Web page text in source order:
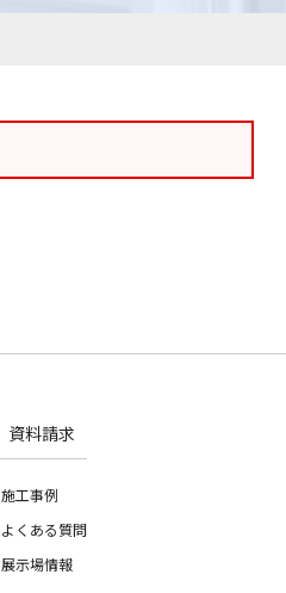
資料請求
施工事例
よくある質問
展示場情報